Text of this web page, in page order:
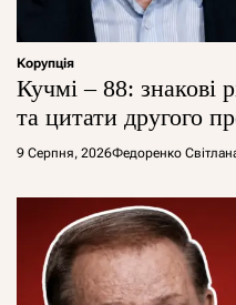
Корупція
Кучмі – 88: знакові
та цитати другого
9 Серпня, 2026Федоренко